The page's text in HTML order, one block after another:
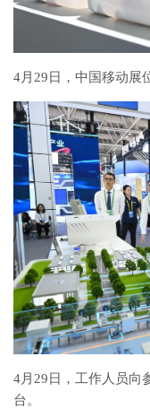
4月29日，中国移动展
4月29日，工作人员向
台。